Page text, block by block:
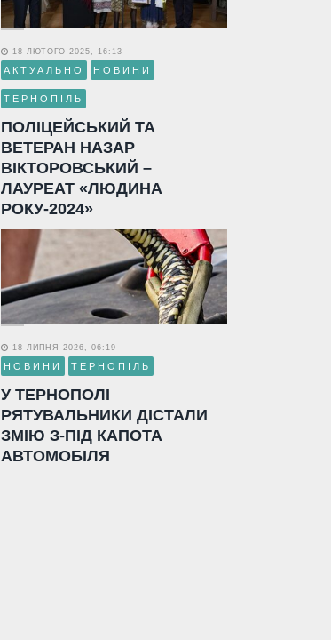
18 ЛЮТОГО 2025, 16:13
АКТУАЛЬНО НОВИНИ
ТЕРНОПІЛЬ
ПОЛІЦЕЙСЬКИЙ ТА
ВЕТЕРАН НАЗАР
ВІКТОРОВСЬКИЙ –
ЛАУРЕАТ «ЛЮДИНА
РОКУ-2024»
18 ЛИПНЯ 2026, 06:19
НОВИНИ ТЕРНОПІЛЬ
У ТЕРНОПОЛІ
РЯТУВАЛЬНИКИ ДІСТАЛИ
ЗМІЮ З-ПІД КАПОТА
АВТОМОБІЛЯ